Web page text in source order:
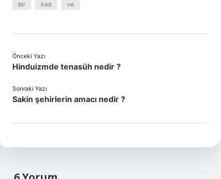
bir kad ve
Önceki Yazı
Hinduizmde tenasüh nedir ?
Sonraki Yazı
Sakin şehirlerin amacı nedir ?